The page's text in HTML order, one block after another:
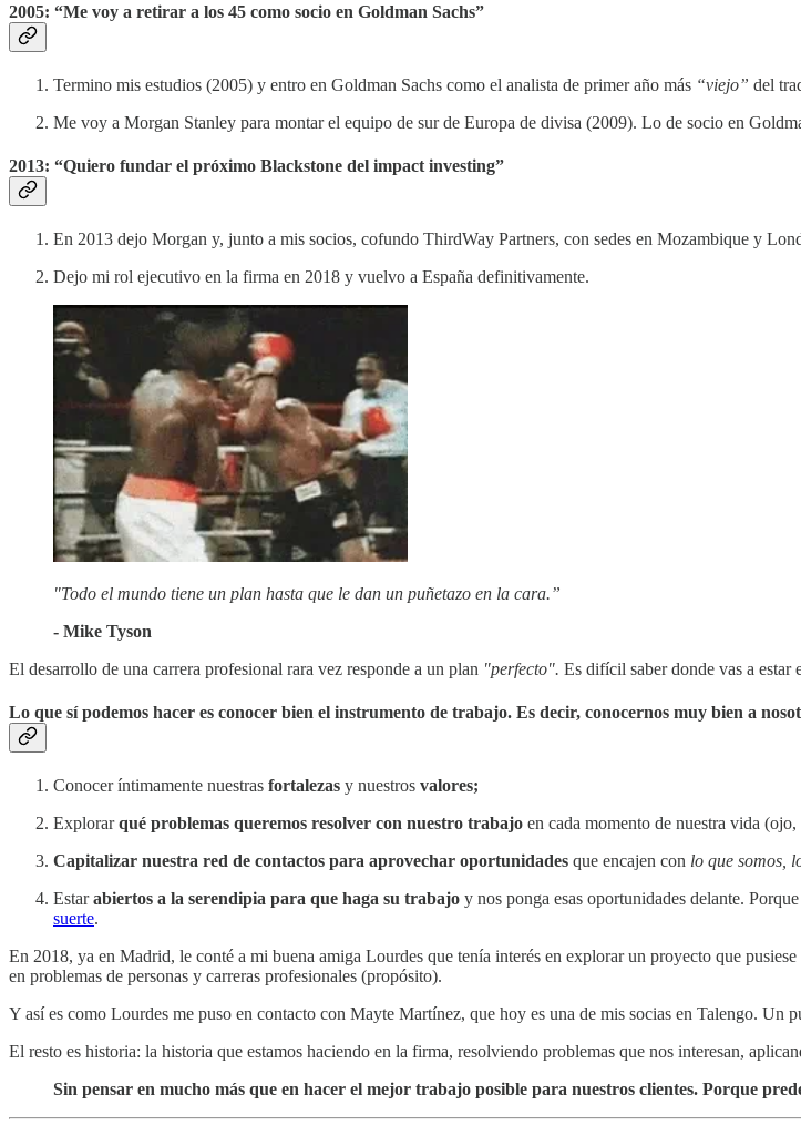
2005: “Me voy a retirar a los 45 como socio en Goldman Sachs”
Termino mis estudios (2005) y entro en Goldman Sachs como el analista de primer año más “viejo” del
Me voy a Morgan Stanley para montar el equipo de sur de Europa de divisa (2009). Lo de socio en
2013: “Quiero fundar el próximo Blackstone del impact investing”
En 2013 dejo Morgan y, junto a mis socios, cofundo ThirdWay Partners, con sedes en Mozambique y
Dejo mi rol ejecutivo en la firma en 2018 y vuelvo a España definitivamente.
"Todo el mundo tiene un plan hasta que le dan un puñetazo en la cara.”
- Mike Tyson
El desarrollo de una carrera profesional rara vez responde a un plan "perfecto". Es difícil saber donde vas a estar
Lo que sí podemos hacer es conocer bien el instrumento de trabajo. Es decir, conocernos muy bien a
Conocer íntimamente nuestras fortalezas y nuestros valores;
Explorarqué problemas queremos resolver con nuestro trabajo en cada momento de nuestra vida (ojo,
Capitalizar nuestra red de contactos para aprovechar oportunidades que encajen con lo que somos,
Estarabiertos a la serendipia para que haga su trabajo y nos ponga esas oportunidades delante.
suerte.
En 2018, ya en Madrid, le conté a mi buena amiga Lourdes que tenía interés en explorar un proyecto que
en problemas de personas y carreras profesionales (propósito).
Y así es como Lourdes me puso en contacto con Mayte Martínez, que hoy es una de mis socias en Talengo. Un
El resto es historia: la historia que estamos haciendo en la firma, resolviendo problemas que nos interesan,
Sin pensar en mucho más que en hacer el mejor trabajo posible para nuestros clientes. Porque